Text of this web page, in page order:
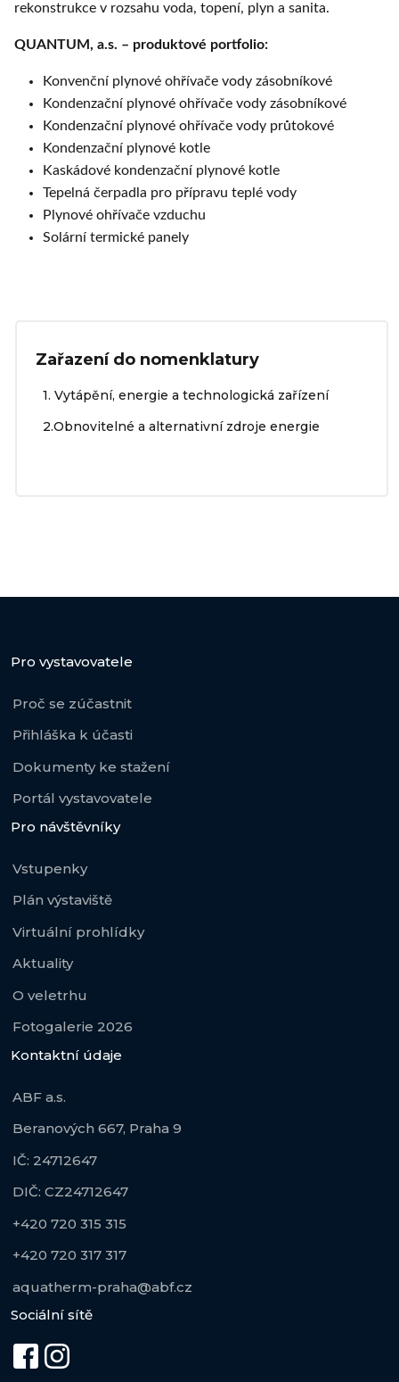
rekonstrukce v rozsahu voda, topení, plyn a sanita.
QUANTUM, a.s. – produktové portfolio:
Konvenční plynové ohřívače vody zásobníkové
Kondenzační plynové ohřívače vody zásobníkové
Kondenzační plynové ohřívače vody průtokové
Kondenzační plynové kotle
Kaskádové kondenzační plynové kotle
Tepelná čerpadla pro přípravu teplé vody
Plynové ohřívače vzduchu
Solární termické panely
Zařazení do nomenklatury
1. Vytápění, energie a technologická zařízení
2.Obnovitelné a alternativní zdroje energie
Pro vystavovatele
Proč se zúčastnit
Přihláška k účasti
Dokumenty ke stažení
Portál vystavovatele
Pro návštěvníky
Vstupenky
Plán výstaviště
Virtuální prohlídky
Aktuality
O veletrhu
Fotogalerie 2026
Kontaktní údaje
ABF a.s.
Beranových 667, Praha 9
IČ: 24712647
DIČ: CZ24712647
+420 720 315 315
+420 720 317 317
aquatherm-praha@abf.cz
Sociální sítě